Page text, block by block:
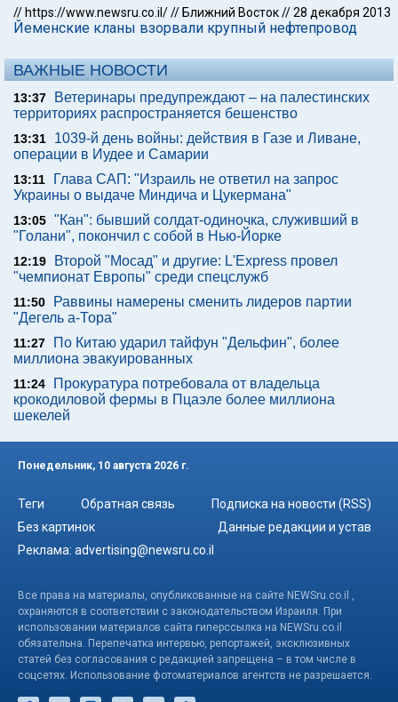
// https://www.newsru.co.il/// Ближний Восток//28 декабря 2013
Йеменские кланы взорвали крупный нефтепровод
ВАЖНЫЕ НОВОСТИ
13:37
Ветеринары предупреждают – на палестинских
территориях распространяется бешенство
13:31
1039-й день войны: действия в Газе и Ливане,
операции в Иудее и Самарии
13:11
Глава САП: "Израиль не ответил на запрос
Украины о выдаче Миндича и Цукермана"
13:05 "Кан": бывший солдат-одиночка, служивший в
"Голани", покончил с собой в Нью-Йорке
12:19
Второй "Мосад" и другие: L'Express провел
"чемпионат Европы" среди спецслужб
11:50
Раввины намерены сменить лидеров партии
"Дегель а-Тора"
11:27
По Китаю ударил тайфун "Дельфин", более
миллиона эвакуированных
11:24
Прокуратура потребовала от владельца
крокодиловой фермы в Пцаэле более миллиона
шекелей
Понедельник, 10 августа 2026 г.
Теги Обратная связь
Подписка на новости (RSS)
Без картинок
Данные редакции и устав
Реклама: advertising@newsru.co.il
Все права на материалы, опубликованные на сайте NEWSru.co.il ,
охраняются в соответствии с законодательством Израиля. При
использовании материалов сайта гиперссылка на NEWSru.co.il
обязательна. Перепечатка интервью, репортажей, эксклюзивных
статей без согласования с редакцией запрещена – в том числе в
соцсетях. Использование фотоматериалов агентств не разрешается.